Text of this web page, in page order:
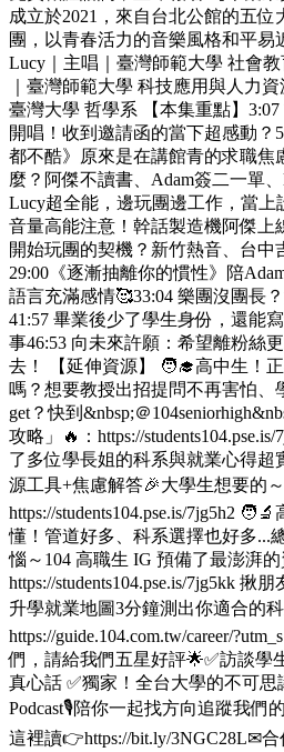
成立於2021，來自台北公館的五位
團，以青春活力的音樂風格和平易
Lucy｜主唱｜臺灣師範大學 社會
｜臺灣師範大學 科技應用與人力
臺灣大學 哲學系 【本集重點】
開唱！收到邀請函的當下超感動？
都不酷》原來是在講館青的求職焦
麼？阿傑不讀書、Adam簽二一單
Lucy超全能，邊玩團邊工作，當上
音量高能注意！幹話製造機阿傑上
開始玩團的契機？新竹熱音、台中
29:00《逐漸抽離你的慣性》陪
語言充滿感情🥰33:04 樂團沒團長
41:57 畢業後少了學生身份，還能
事46:53 向未來許願：希望離粉絲
去！ 【延伸資源】 🧑‍🎓高中生！
嗎？想要教授出招提問不再害怕、
get？快到&nbsp;＠
攻略」🔥：https://
了多位學長姐的科系與就業心得超
源工具+焦慮解答🎉大學生想要的
https://students104.pse.is/7jg5h2
懂！管道好多、科系選擇也好多...
惱～104 高職生 IG 預備了最澎湃的
https://students104.pse.is/7jg5kk 揪
升學就業地圖3分鐘測出你適合的
https://guide.104.com.tw/career/
們，請給我們五星好評🌟✅訪談學
真心話 ✅獨家！全台大學的不可
Podcast🎙️陪你一起找方向追蹤我們
這裡讀👉https://bit.ly/3NGC28L✉合